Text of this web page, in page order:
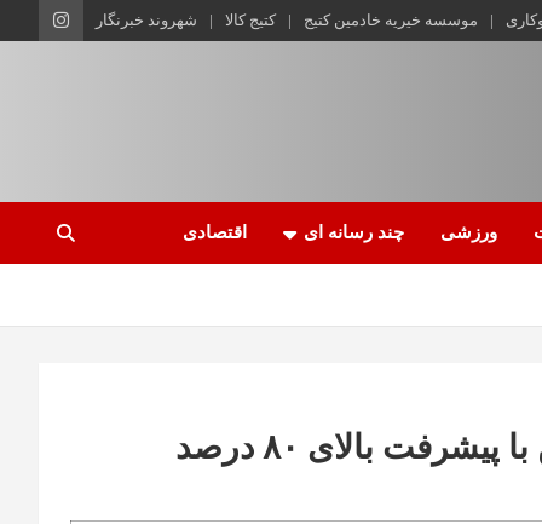
موسسه خیریه خادمین کتیج کتیج کالا شهروند خبرنگار
ورزشی چند رسانه ای اقتصادی
بالای ۸۰ درصد